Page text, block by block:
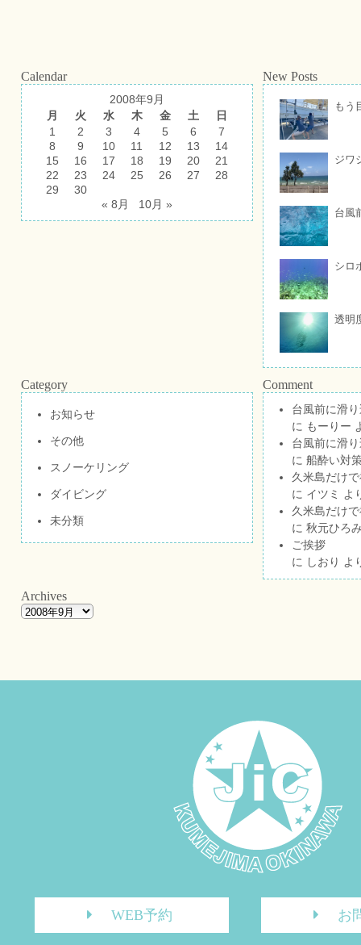
Calendar
2008年9月
月
火 水 木 金 土
日
1
2 3 4 5 6
7
8
9 10 11 12 13
14
15
16 17 18 19 20
21
22
23 24 25 26 27
28
29
30
« 8月
10月 »
New Posts
もう
ジワ
台風
シロ
透明
Category
お知らせ
その他
スノーケリング
ダイビング
未分類
Comment
台風前に滑
に もーりー
台風前に滑
に 船酔い対
久米島だけ
に イツミ よ
久米島だけ
に 秋元ひろ
ご挨拶
に しおり よ
Archives
WEB予約 お